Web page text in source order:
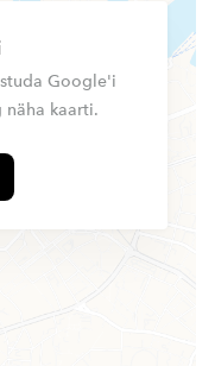
Google'i
näha kaarti.